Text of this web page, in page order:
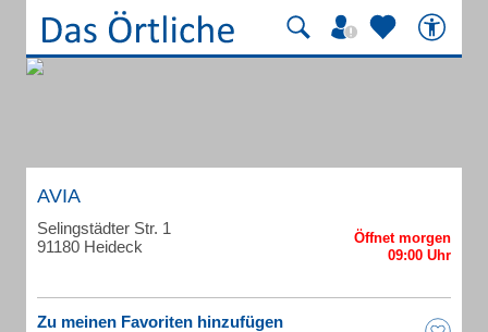
AVIA
Selingstädter Str. 1
91180 Heideck
Zu meinen Favoriten hinzufügen